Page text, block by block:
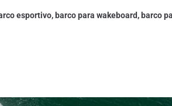
esportivo, barco para wakeboard, barco